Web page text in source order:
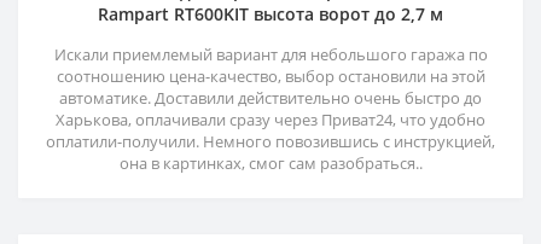
Rampart RT600KIT высота ворот до 2,7 м
Искали приемлемый вариант для небольшого гаража по
соотношению цена-качество, выбор остановили на этой
автоматике. Доставили действительно очень быстро до
Харькова, оплачивали сразу через Приват24, что удобно
оплатили-получили. Немного повозившись с инструкцией,
она в картинках, смог сам разобраться..